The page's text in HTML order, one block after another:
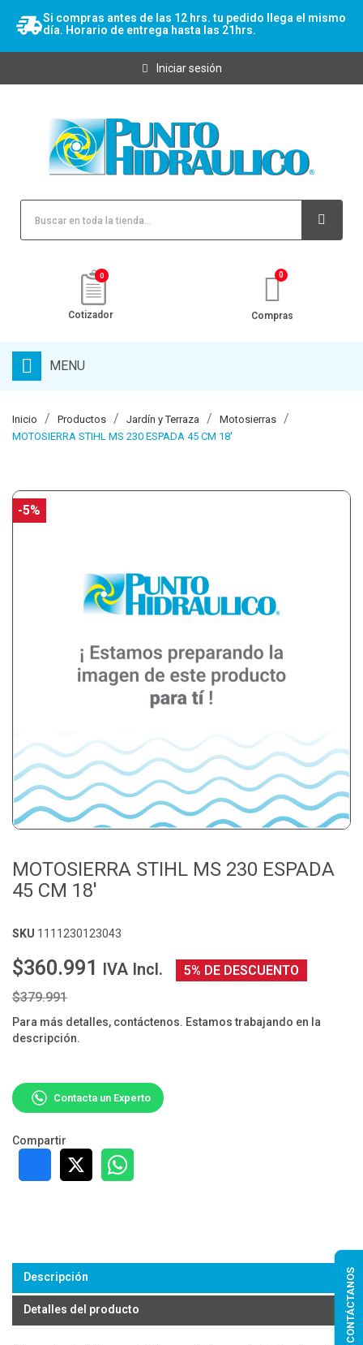
Si compras antes de las 12 hrs. tu pedido llega el mismo
día. Horario de entrega hasta las 21hrs.
Iniciar sesión
0
Cotizador Compras
MENU
Inicio Productos Jardín y Terraza
Motosierras
MOTOSIERRA STIHL MS 230 ESPADA 45 CM 18'
-5%
MOTOSIERRA STIHL MS 230 ESPADA
45 CM 18'
SKU 1111230123043
$360.991 IVA Incl.
5% DE DESCUENTO
$379.991
Para más detalles, contáctenos. Estamos trabajando en la
descripción.
Contacta un Experto
Compartir
Descripción
Detalles del producto CONTÁCTANOS